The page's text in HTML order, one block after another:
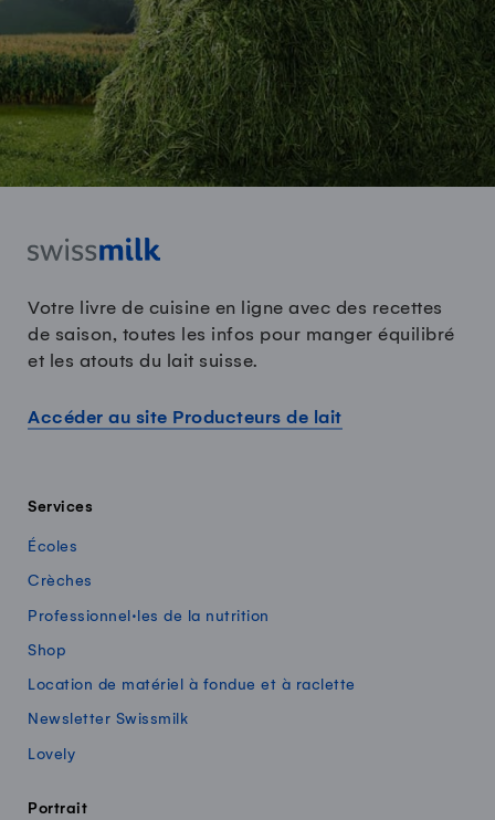
Votre livre de cuisine en ligne avec des recettes
de saison, toutes les infos pour manger équilibré
et les atouts du lait suisse.
Accéder au site Producteurs de lait
Services
Écoles
Crèches
Professionnel·les de la nutrition
Shop
Location de matériel à fondue et à raclette
Newsletter Swissmilk
Lovely
Portrait